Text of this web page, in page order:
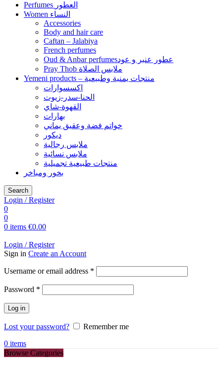
Perfumes العطور
Women النساء
Accessories
Body and hair care
Caftan – Jalabiya
French perfumes
Oud & Anbar perfumesعطور عنبر و عود
Pray Thob ملابس الصلاة
Yemeni products – منتجات يمنية وطبيعية
اكسسوارات
الحنا-سدر-زيوت
القهوة-شاي
بهارات
خواتم فضة وعقيق يماني
ديكور
ملابس رجالية
ملابس نسائية
منتجات طبيعية تجميلية
بخور ومباخر
Search
Login / Register
0
0
0 items €0.00
Login / Register
Sign in Create an Account
Username or email address *
Password *
Log in
Lost your password?
Remember me
0 items
Browse Categories